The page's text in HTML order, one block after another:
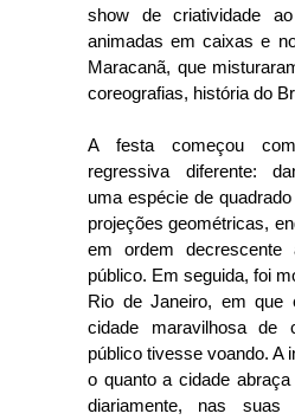
show de criatividade
animadas em caixas e
Maracanã, que
coreografias, história do
A festa começou
regressiva diferente:
uma espécie de
projeções geométricas,
em ordem decrescente
público. Em seguida, foi
Rio de Janeiro, em que
cidade maravilhosa
público tivesse voando. A
o quanto a cidade
diariamente, nas